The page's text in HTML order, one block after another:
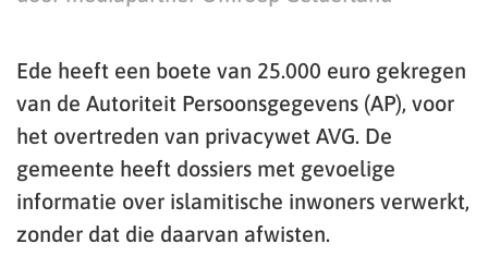
Ede heeft een boete van 25.000 euro gekregen
van de Autoriteit Persoonsgegevens (AP), voor
het overtreden van privacywet AVG. De
gemeente heeft dossiers met gevoelige
informatie over islamitische inwoners verwerkt,
zonder dat die daarvan afwisten.